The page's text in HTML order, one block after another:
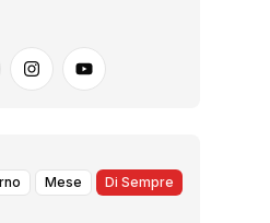
Mese Di Sempre